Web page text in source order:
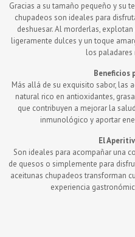
Gracias a su tamaño pequeño y su
chupadeos son ideales para
deshuesar. Al morderlas,
ligeramente dulces y un toque
los paladares
Beneficios
Más allá de su exquisito sabor, las
natural rico en antioxidantes,
que contribuyen a mejorar la
inmunológico y aportar
El
Son ideales para acompañar una
de quesos o simplemente para
aceitunas chupadeos transforman
experiencia